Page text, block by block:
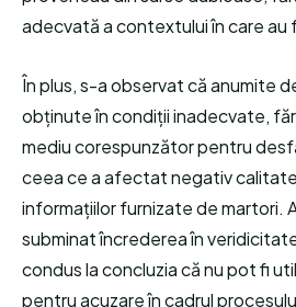
adecvată a contextului în care
În plus, s-a observat că anumite
obținute în condiții inadecvate,
mediu corespunzător pentru
ceea ce a afectat negativ
informațiilor furnizate de martori.
subminat încrederea în
condus la concluzia că nu pot fi
pentru acuzare în cadrul